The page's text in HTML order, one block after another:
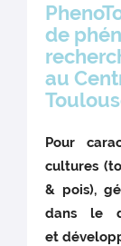
de
au
Pour
cultures
& pois),
dans le
et